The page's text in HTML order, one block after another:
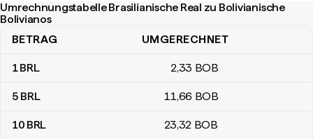
Umrechnungstabelle Brasilianische Real zu Bolivianische
Bolivianos
Umrechnungstabelle Brasilianische Real zu Bolivianische
BETRAG UMGERECHNET
1BRL 2,33 BOB
5 BRL 11,66 BOB
10 BRL 23,32 BOB